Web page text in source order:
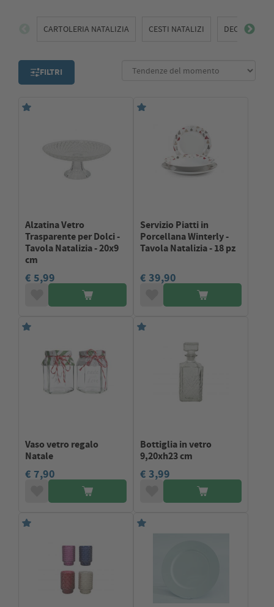
CARTOLERIA NATALIZIA CESTI NATALIZI
FILTRI
Alzatina Vetro
Trasparente per Dolci -
Tavola Natalizia - 20x9
cm
€ 5,99
Servizio Piatti in
Porcellana Winterly -
Tavola Natalizia - 18 pz
€ 39,90
Vaso vetro regalo
Natale
€ 7,90
Bottiglia in vetro
9,20xh23 cm
€ 3,99